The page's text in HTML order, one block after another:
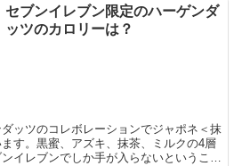
セブンイレブン限定のハーゲンダ
ッツのカロリーは？
ッツのコレボレーションでジャポネ＜抹
す。黒蜜、アズキ、抹茶、ミルクの4層
イレブンでしか手が入らないということ